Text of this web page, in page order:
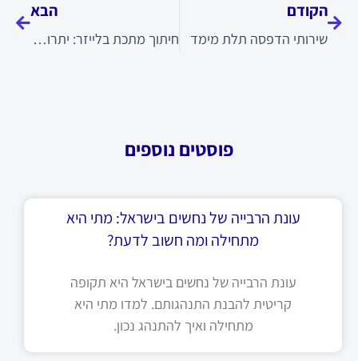
הקודם
שירותי הדפסה תלת מימד
הבא
חיתוך מתכת בלייזר: יתרונות, שימושים ומה חשוב לבדוק?
פוסטים נוספים
עונת הרבייה של נחשים בישראל: מתי היא
מתחילה ומה חשוב לדעת?
עונת הרבייה של נחשים בישראל היא תקופה
קריטית להבנת התנהגותם. למדו מתי היא
מתחילה ואיך להתנהג נכון.